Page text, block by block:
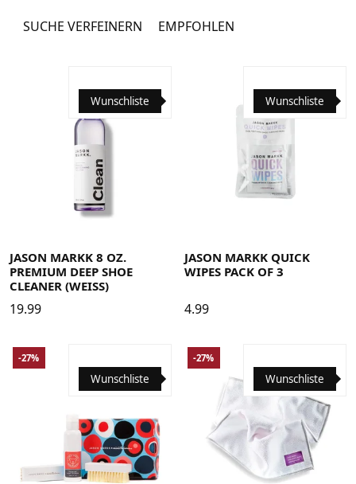
SUCHE VERFEINERN EMPFOHLEN
Wunschliste
JASON MARKK 8 OZ.
PREMIUM DEEP SHOE
CLEANER (WEISS)
19.99
Wunschliste
JASON MARKK QUICK
WIPES PACK OF 3
4.99
Wunschliste
-27%
Wunschliste
-27%